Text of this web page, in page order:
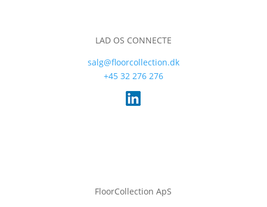
LAD OS CONNECTE
salg@floorcollection.dk
+45 32 276 276
FloorCollection ApS